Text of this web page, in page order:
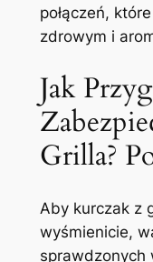
połączeń,
zdrowym i
Jak
Grilla?
Aby kurczak z
wyśmienicie,
sprawdzonych